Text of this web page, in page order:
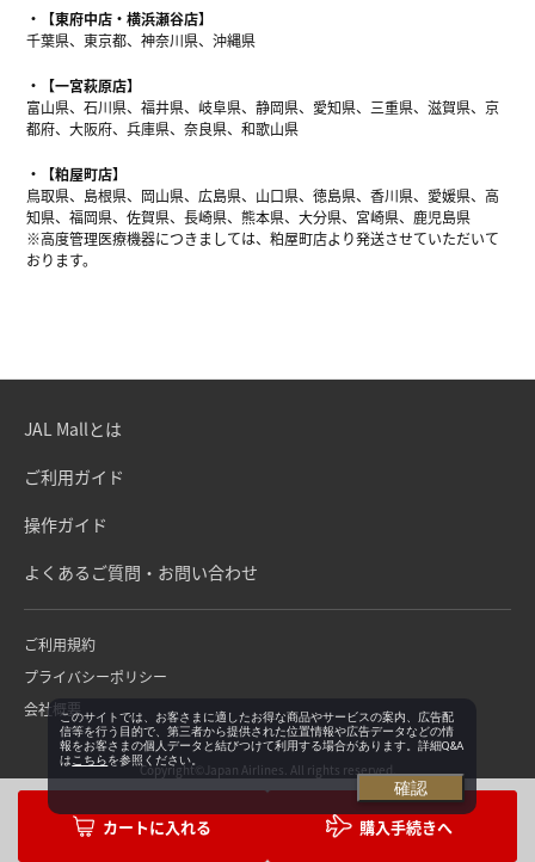
購入手続きへ
【東府中店・横浜瀬谷店】
千葉県、東京都、神奈川県、沖縄県
【一宮萩原店】
富山県、石川県、福井県、岐阜県、静岡県、愛知県、三重県、滋賀県、京
都府、大阪府、兵庫県、奈良県、和歌山県
【粕屋町店】
鳥取県、島根県、岡山県、広島県、山口県、徳島県、香川県、愛媛県、高
知県、福岡県、佐賀県、長崎県、熊本県、大分県、宮崎県、鹿児島県
※高度管理医療機器につきましては、粕屋町店より発送させていただいて
おります。
JAL Mallとは
ご利用ガイド
操作ガイド
よくあるご質問・お問い合わせ
ご利用規約
プライバシーポリシー
会社概要
Copyright©Japan Airlines. All rights reserved.
このサイトでは、お客さまに適したお得な商品やサービスの案内、広告配
信等を行う目的で、第三者から提供された位置情報や広告データなどの情
報をお客さまの個人データと結びつけて利用する場合があります。詳細Q&A
は こちらを参照ください。
確認